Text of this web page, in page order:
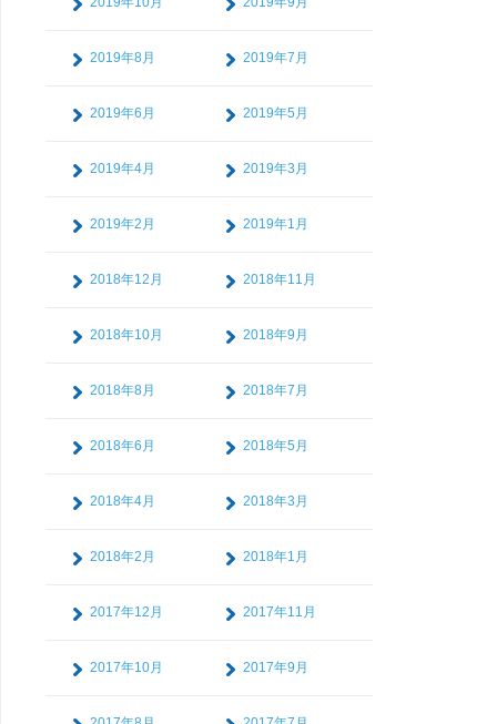
2019年8月 2019年7月
2019年6月 2019年5月
2019年4月 2019年3月
2019年2月 2019年1月
2018年12月 2018年11月
2018年10月 2018年9月
2018年8月 2018年7月
2018年6月 2018年5月
2018年4月 2018年3月
2018年2月 2018年1月
2017年12月 2017年11月
2017年10月 2017年9月